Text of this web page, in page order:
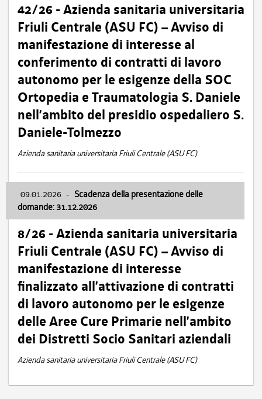
42/26 - Azienda sanitaria universitaria
Friuli Centrale (ASU FC) – Avviso di
manifestazione di interesse al
conferimento di contratti di lavoro
autonomo per le esigenze della SOC
Ortopedia e Traumatologia S. Daniele
nell’ambito del presidio ospedaliero S.
Daniele-Tolmezzo
Azienda sanitaria universitaria Friuli Centrale (ASU FC)
09.01.2026 - Scadenza della presentazione delle
domande: 31.12.2026
8/26 - Azienda sanitaria universitaria
Friuli Centrale (ASU FC) – Avviso di
manifestazione di interesse
finalizzato all’attivazione di contratti
di lavoro autonomo per le esigenze
delle Aree Cure Primarie nell’ambito
dei Distretti Socio Sanitari aziendali
Azienda sanitaria universitaria Friuli Centrale (ASU FC)